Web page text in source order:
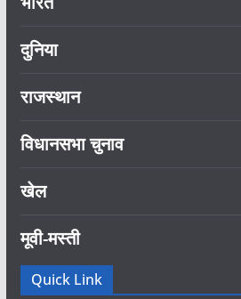
दुनिया
राजस्थान
विधानसभा चुनाव
खेल
मूवी-मस्ती
Quick Link